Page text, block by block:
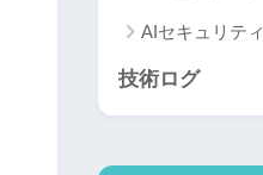
AIセキュリティ
技術ログ